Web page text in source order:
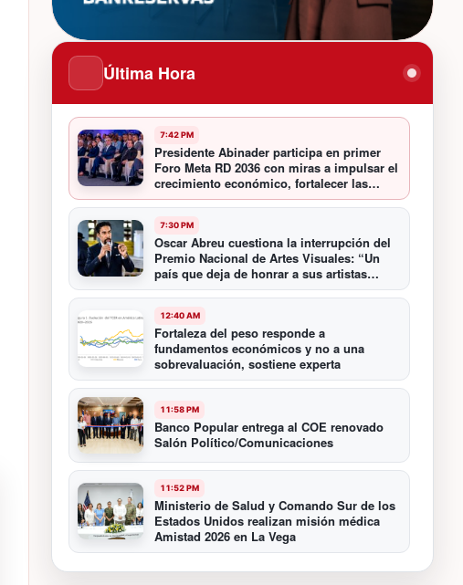
Última Hora
7:42 PM
Presidente Abinader participa en primer
Foro Meta RD 2036 con miras a impulsar el
crecimiento económico, fortalecer las
instituciones y elevar la productividad
7:30 PM
Oscar Abreu cuestiona la interrupción del
Premio Nacional de Artes Visuales: “Un
país que deja de honrar a sus artistas
comienza a olvidar su historia”
12:40 AM
Fortaleza del peso responde a
fundamentos económicos y no a una
sobrevaluación, sostiene experta
11:58 PM
Banco Popular entrega al COE renovado
Salón Político/Comunicaciones
11:52 PM
Ministerio de Salud y Comando Sur de los
Estados Unidos realizan misión médica
Amistad 2026 en La Vega